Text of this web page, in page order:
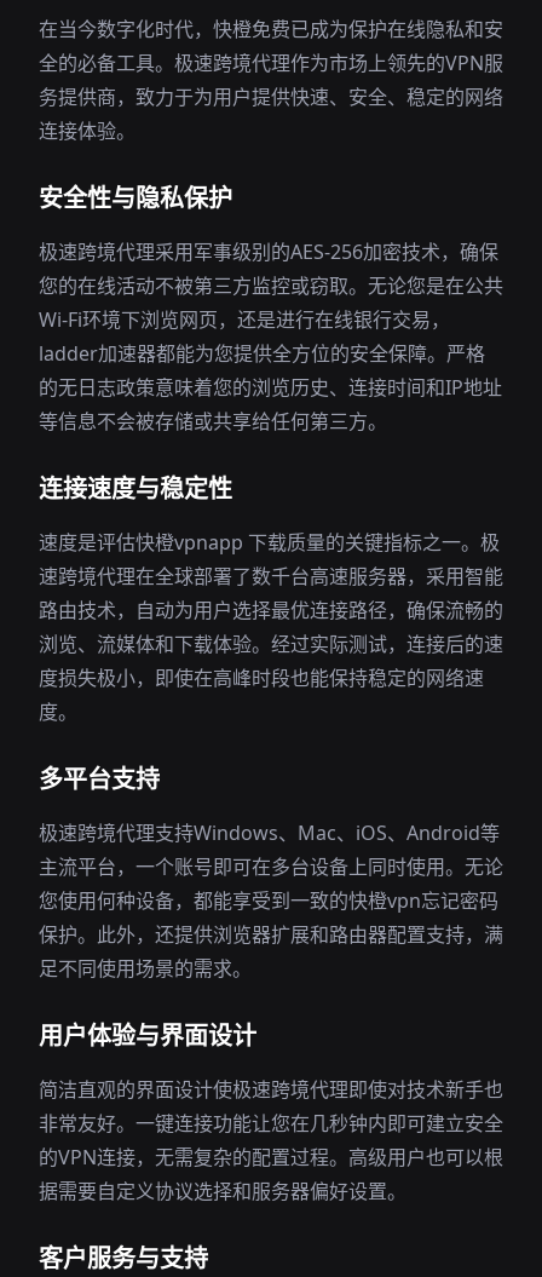
在当今数字化时代，快橙免费已成为保护在线隐私和安
全的必备工具。极速跨境代理作为市场上领先的VPN服
务提供商，致力于为用户提供快速、安全、稳定的网络
连接体验。
安全性与隐私保护
极速跨境代理采用军事级别的AES-256加密技术，确保
您的在线活动不被第三方监控或窃取。无论您是在公共
Wi-Fi环境下浏览网页，还是进行在线银行交易，
ladder加速器都能为您提供全方位的安全保障。严格
的无日志政策意味着您的浏览历史、连接时间和IP地址
等信息不会被存储或共享给任何第三方。
连接速度与稳定性
速度是评估快橙vpnapp 下载质量的关键指标之一。极
速跨境代理在全球部署了数千台高速服务器，采用智能
路由技术，自动为用户选择最优连接路径，确保流畅的
浏览、流媒体和下载体验。经过实际测试，连接后的速
度损失极小，即使在高峰时段也能保持稳定的网络速
度。
多平台支持
极速跨境代理支持Windows、Mac、iOS、Android等
主流平台，一个账号即可在多台设备上同时使用。无论
您使用何种设备，都能享受到一致的快橙vpn忘记密码
保护。此外，还提供浏览器扩展和路由器配置支持，满
足不同使用场景的需求。
用户体验与界面设计
简洁直观的界面设计使极速跨境代理即使对技术新手也
非常友好。一键连接功能让您在几秒钟内即可建立安全
的VPN连接，无需复杂的配置过程。高级用户也可以根
据需要自定义协议选择和服务器偏好设置。
客户服务与支持